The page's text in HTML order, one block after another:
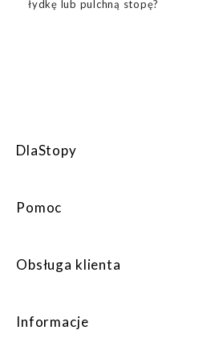
łydkę lub pulchną stopę?
DlaStopy
Pomoc
Obsługa klienta
Informacje